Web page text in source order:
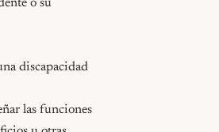
con ellos para que tengan la oportunidad de interactuar y contribuir a la planificación del ajuste razonable.

Proceso de Apelación

Cualquier persona calificada con una discapacidad que no esté conforme con la decisión del coordinador podrá apelar por escrito ante el Superintendente o su designado. Esta apelación deberá presentarse dentro de los 10 días hábiles siguientes a la recepción de la decisión e incluir:

- Una declaración clara y concisa de los motivos de la apelación

- Una declaración del remedio específico que se solicita

El Superintendente o su designado deberá consultar con el coordinador y revisar la apelación, junto con cualquier documento de respaldo disponible. El Superintendente o su designado deberá comunicar a la persona una decisión dentro de los 15 días hábiles siguientes a la recepción de la apelación.

Cualquier apelación adicional sobre ajuste razonable será considerada una queja p